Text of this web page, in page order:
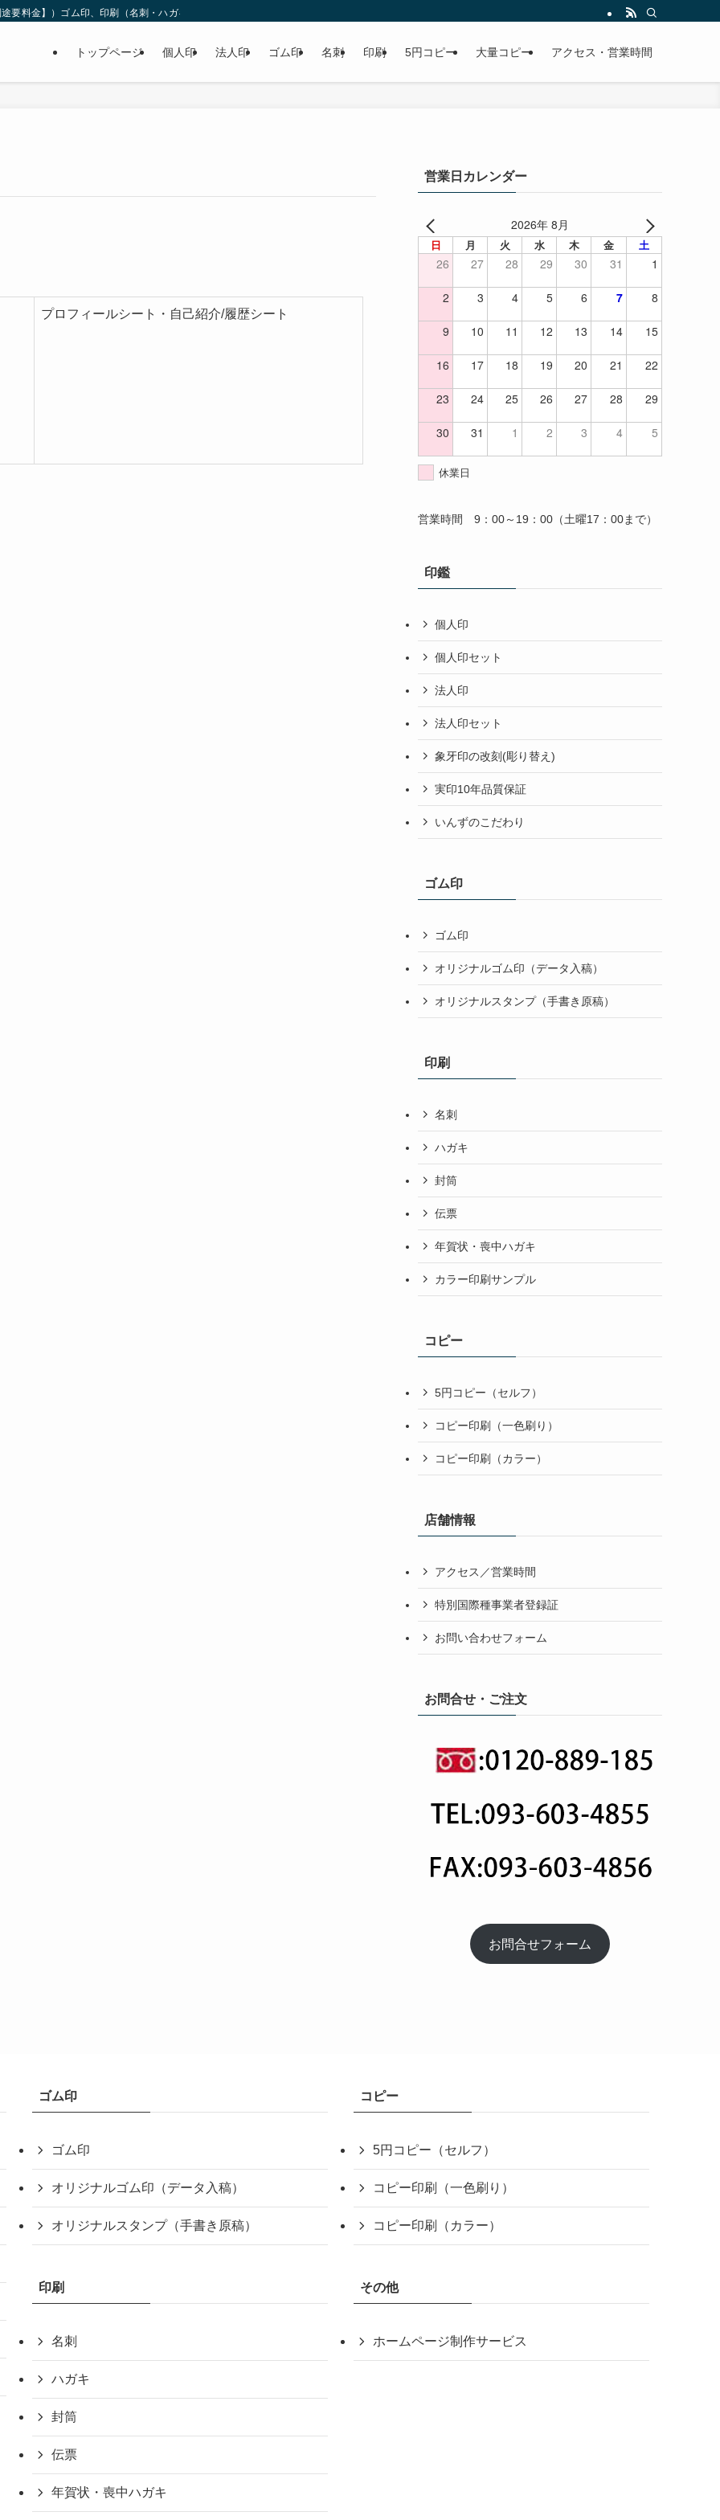
料金】）ゴム印、印刷（名刺・ハガキ・チラシ・封筒・伝票・コピー・他）を早い、安い、高品質をモットーに取り扱っております。 | 印鑑（はんこ）は北九
トップページ 個人印 法人印 ゴム印 名刺 印刷 5円コピー 大量コピー アクセス・営業時間
プロフィールシート・自己紹介/履歴シート
営業日カレンダー
2026年 8月
日 月 火 水 木 金 土
26 27 28 29 30 31 1
2 3 4 5 6 7 8
9 10 11 12 13 14 15
16 17 18 19 20 21 22
23 24 25 26 27 28 29
30 31 1 2 3 4 5
休業日
営業時間 9：00～19：00（土曜17：00まで）
印鑑
個人印
個人印セット
法人印
法人印セット
象牙印の改刻(彫り替え)
実印10年品質保証
いんずのこだわり
ゴム印
ゴム印
オリジナルゴム印（データ入稿）
オリジナルスタンプ（手書き原稿）
印刷
名刺
ハガキ
封筒
伝票
年賀状・喪中ハガキ
カラー印刷サンプル
コピー
5円コピー（セルフ）
コピー印刷（一色刷り）
コピー印刷（カラー）
店舗情報
アクセス／営業時間
特別国際種事業者登録証
お問い合わせフォーム
お問合せ・ご注文
お問合せフォーム
ゴム印
ゴム印
オリジナルゴム印（データ入稿）
オリジナルスタンプ（手書き原稿）
印刷
名刺
ハガキ
封筒
伝票
年賀状・喪中ハガキ
コピー
5円コピー（セルフ）
コピー印刷（一色刷り）
コピー印刷（カラー）
その他
ホームページ制作サービス